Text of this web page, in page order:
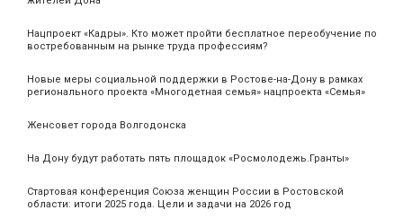
Нацпроект «Кадры». Кто может пройти бесплатное переобучение по
востребованным на рынке труда профессиям?
Новые меры социальной поддержки в Ростове-на-Дону в рамках
регионального проекта «Многодетная семья» нацпроекта «Семья»
Женсовет города Волгодонска
На Дону будут работать пять площадок «Росмолодежь.Гранты»
Стартовая конференция Союза женщин России в Ростовской
области: итоги 2025 года. Цели и задачи на 2026 год